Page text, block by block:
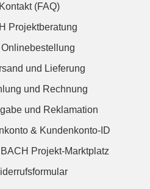
(FAQ)
Projektberatung
und Lieferung
und Rechnung
und Reklamation
& Kundenkonto-ID
Projekt-Marktplatz